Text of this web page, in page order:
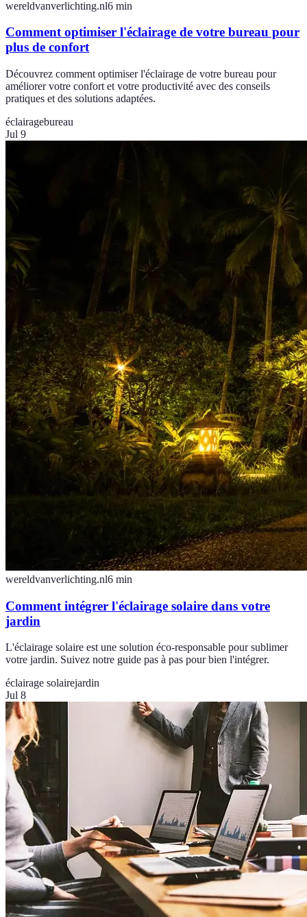
wereldvanverlichting.nl6 min
Comment optimiser l'éclairage de votre bureau pour
plus de confort
Découvrez comment optimiser l'éclairage de votre bureau pour
améliorer votre confort et votre productivité avec des conseils
pratiques et des solutions adaptées.
éclairagebureau
Jul 9
wereldvanverlichting.nl6 min
Comment intégrer l'éclairage solaire dans votre
jardin
L'éclairage solaire est une solution éco-responsable pour sublimer
votre jardin. Suivez notre guide pas à pas pour bien l'intégrer.
éclairage solairejardin
Jul 8